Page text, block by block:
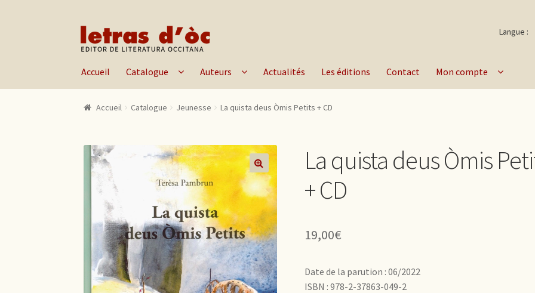
Aller à la navigation
Aller au contenu Langue :
Accueil Catalogue Auteurs Actualités Les éditions Contact Mon compte
Accueil Catalogue Jeunesse La quista deus Òmis Petits + CD
🔍
La quista deus Òmis
+ CD
19,00€
Date de la parution : 06/2022
ISBN : 978-2-37863-049-2